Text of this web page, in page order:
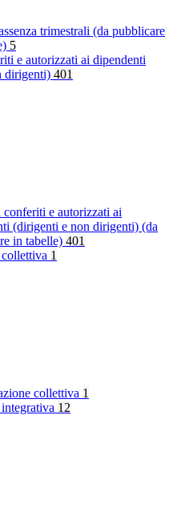
trimestrali (da pubblicare
5
e autorizzati ai dipendenti
dirigenti) 401
e autorizzati ai
(dirigenti e non dirigenti) (da
in tabelle) 401
1
collettiva 1
12